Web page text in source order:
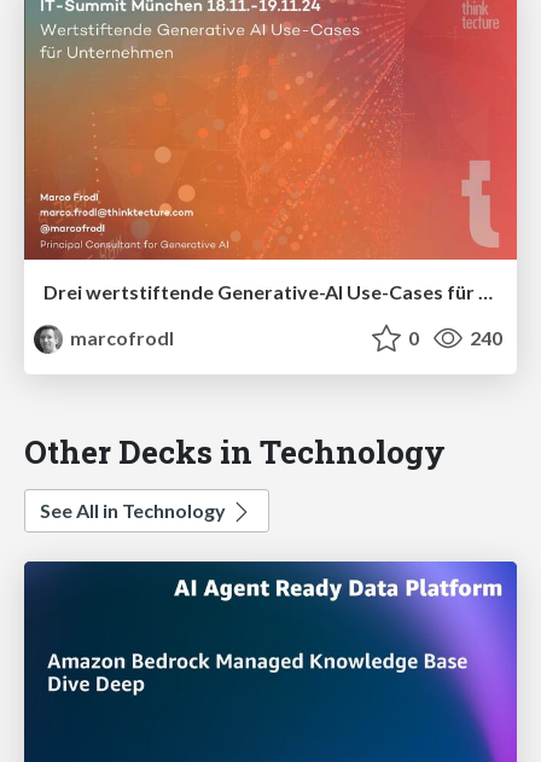
Drei wertstiftende Generative-AI Use-Cases für Unternehmen
marcofrodl
0 240
Other Decks in Technology
See All in Technology